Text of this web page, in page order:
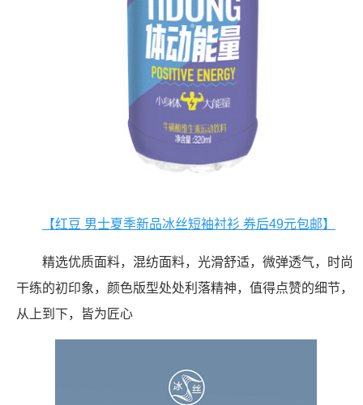
【红豆 男士夏季新品冰丝短袖衬衫 券后49元包邮】
精选优质面料，混纺面料，光滑舒适，微弹透气，时尚
干练的初印象，颜色版型处处利落精神，值得点赞的细节，
从上到下，皆为匠心